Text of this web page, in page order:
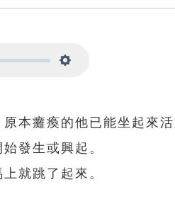
原本癱瘓的他已能坐起來活
發生或興起。
就跳了起來。